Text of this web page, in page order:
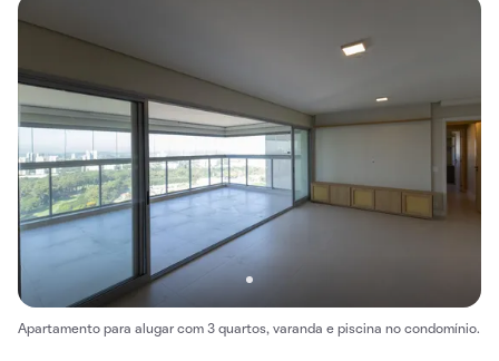
Apartamento para alugar com 3 quartos, varanda e piscina no condomínio.